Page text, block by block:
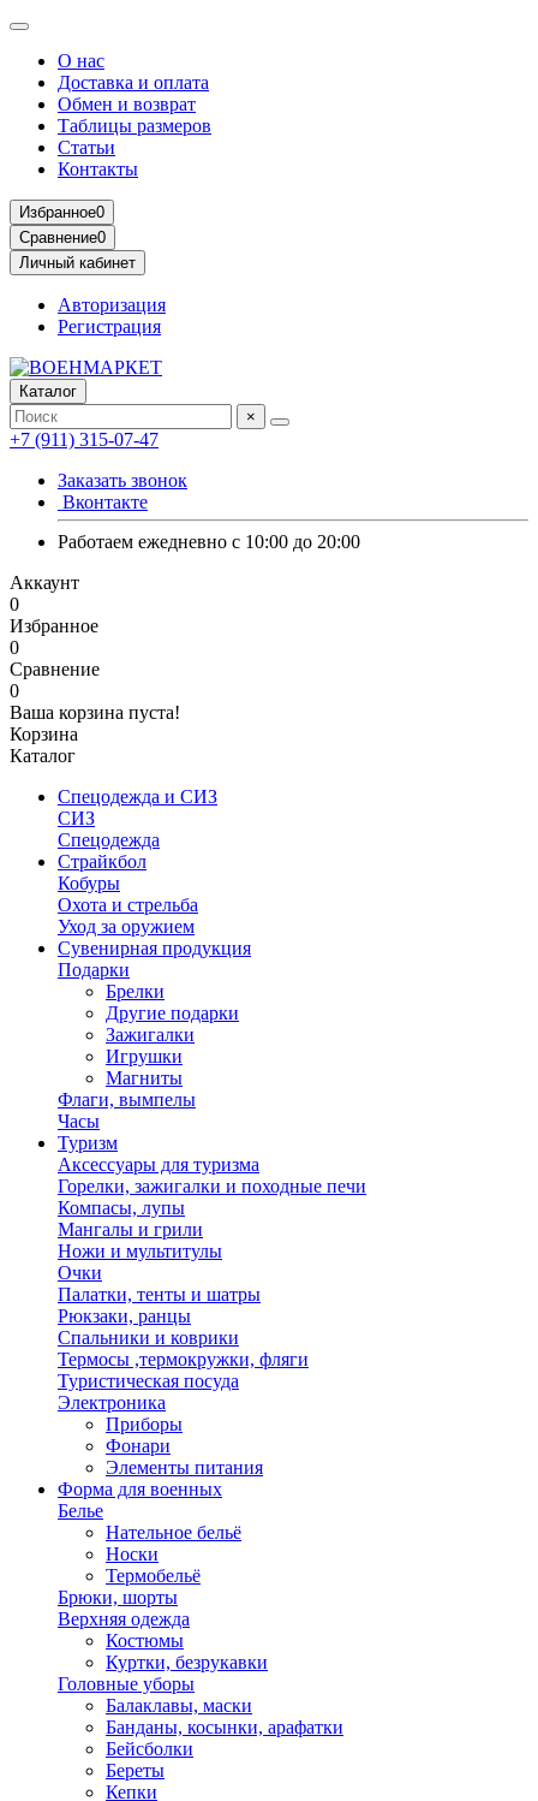
О нас
Доставка и оплата
Обмен и возврат
Таблицы размеров
Статьи
Контакты
Избранное0
Сравнение0
Личный кабинет
Авторизация
Регистрация
Каталог
×
+7 (911) 315-07-47
Заказать звонок
Вконтакте
Работаем ежедневно с 10:00 до 20:00
Аккаунт
0
Избранное
0
Сравнение
0
Ваша корзина пуста!
Корзина
Каталог
Спецодежда и СИЗ
СИЗ
Спецодежда
Страйкбол
Кобуры
Охота и стрельба
Уход за оружием
Сувенирная продукция
Подарки
Брелки
Другие подарки
Зажигалки
Игрушки
Магниты
Флаги, вымпелы
Часы
Туризм
Аксессуары для туризма
Горелки, зажигалки и походные печи
Компасы, лупы
Мангалы и грили
Ножи и мультитулы
Очки
Палатки, тенты и шатры
Рюкзаки, ранцы
Спальники и коврики
Термосы ,термокружки, фляги
Туристическая посуда
Электроника
Приборы
Фонари
Элементы питания
Форма для военных
Белье
Нательное бельё
Носки
Термобельё
Брюки, шорты
Верхняя одежда
Костюмы
Куртки, безрукавки
Головные уборы
Балаклавы, маски
Банданы, косынки, арафатки
Бейсболки
Береты
Кепки